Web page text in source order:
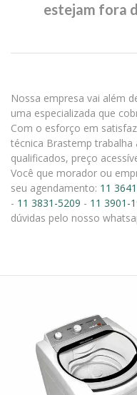
estejam fora
Nossa empresa vai além
uma especializada que
Com o esforço em
técnica Brastemp
qualificados, preço
Você que morador ou
seu agendamento: 11
- 11 3831-5209 - 11 3901-
dúvidas pelo nosso